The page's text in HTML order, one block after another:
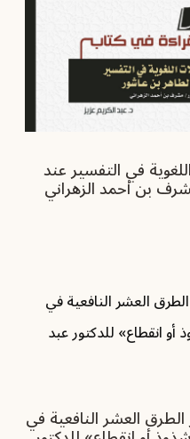
في التفسير عند
بن أحمد الزهراني‏
العشر النافعية في